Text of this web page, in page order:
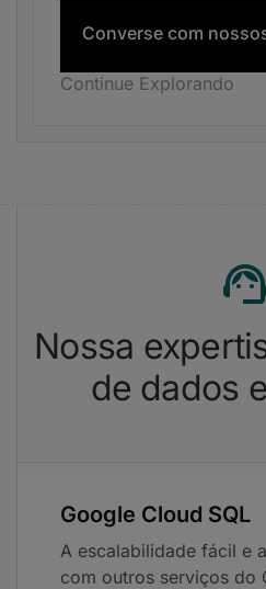
Converse com
Continue Explorando
Nossa
de dados
Google Cloud SQL
A escalabilidade fácil e
com outros serviços do